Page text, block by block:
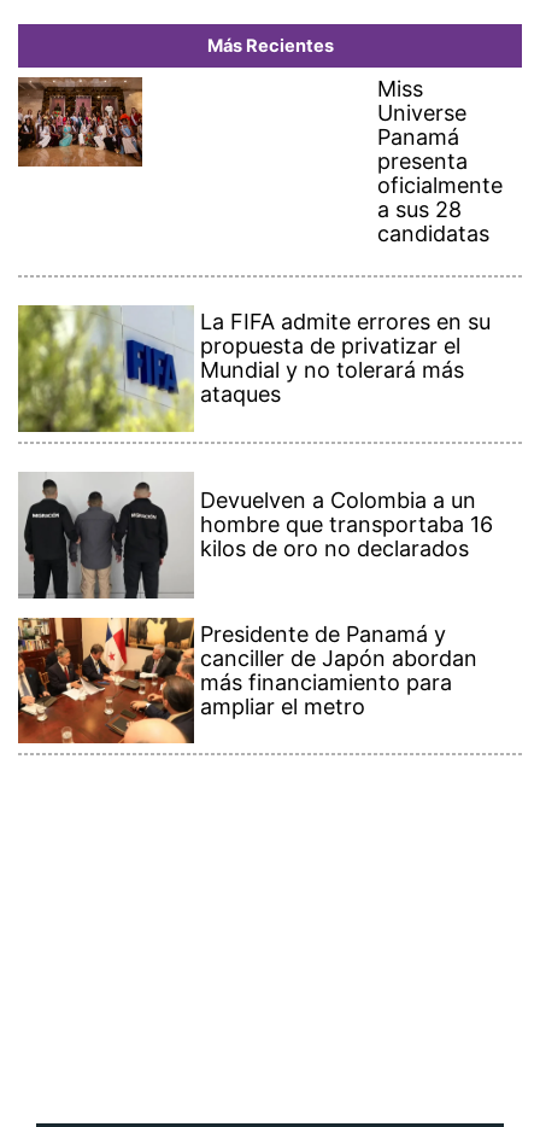
Más Recientes
Miss
Universe
Panamá
presenta
oficialmente
a sus 28
candidatas
La FIFA admite errores en su
propuesta de privatizar el
Mundial y no tolerará más
ataques
Devuelven a Colombia a un
hombre que transportaba 16
kilos de oro no declarados
Presidente de Panamá y
canciller de Japón abordan
más financiamiento para
ampliar el metro